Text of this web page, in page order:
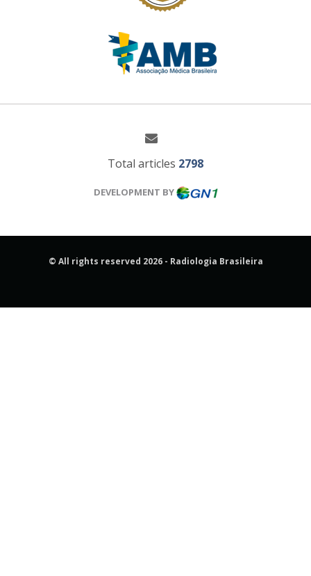
Total articles 2798
DEVELOPMENT BY
© All rights reserved 2026 - Radiologia Brasileira